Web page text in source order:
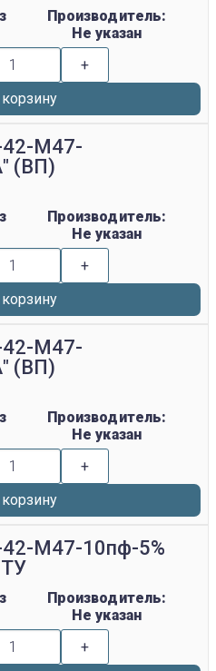
Производитель:
Не указан
+
42-М47-
(ВП)
Производитель:
Не указан
+
42-М47-
(ВП)
Производитель:
Не указан
+
42-М47-10пф-5%
Производитель:
Не указан
+